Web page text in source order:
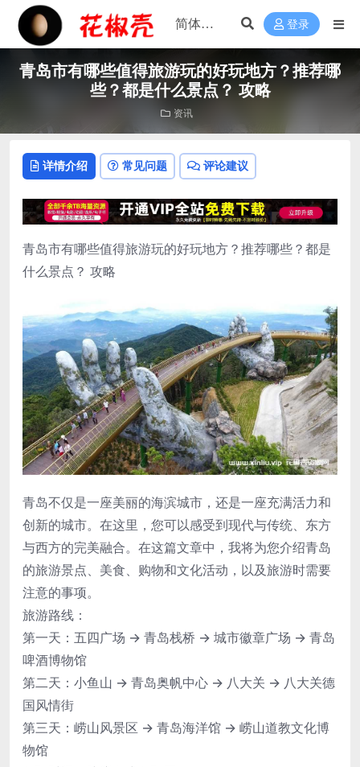
登录
青岛市有哪些值得旅游玩的好玩地方？推荐哪
些？都是什么景点？ 攻略
资讯
详情介绍 常见问题 评论建议
青岛市有哪些值得旅游玩的好玩地方？推荐哪些？都是
什么景点？ 攻略
青岛不仅是一座美丽的海滨城市，还是一座充满活力和
创新的城市。在这里，您可以感受到现代与传统、东方
与西方的完美融合。在这篇文章中，我将为您介绍青岛
的旅游景点、美食、购物和文化活动，以及旅游时需要
注意的事项。
旅游路线：
第一天：五四广场 → 青岛栈桥 → 城市徽章广场 → 青岛
啤酒博物馆
第二天：小鱼山 → 青岛奥帆中心 → 八大关 → 八大关德
国风情街
第三天：崂山风景区 → 青岛海洋馆 → 崂山道教文化博
物馆